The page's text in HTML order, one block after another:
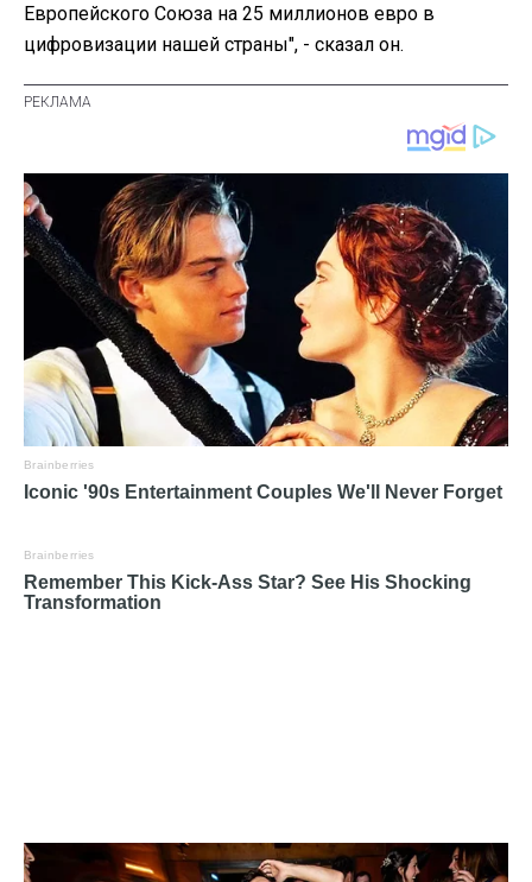
Европейского Союза на 25 миллионов евро в
цифровизации нашей страны", - сказал он.